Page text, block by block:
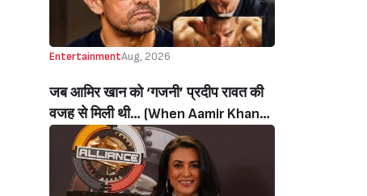
C-Grade Films To Pay Loan)
EntertainmentAug, 2026
जब आमिर खान को ‘गजनी’ प्रदीप रावत की
वजह से मिली थी… (When Aamir Khan
Got ‘Ghajini’ Because Of Pradeep
Rawat)